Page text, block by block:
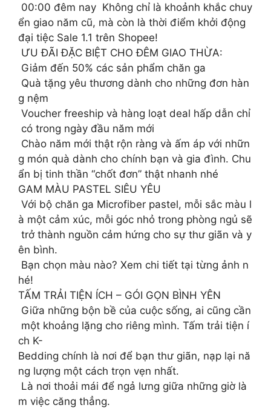
00:00 đêm nay Không chỉ là khoảnh khắc chuy
ển giao năm cũ, mà còn là thời điểm khởi động
đại tiệc Sale 1.1 trên Shopee!
ƯU ĐÃI ĐẶC BIỆT CHO ĐÊM GIAO THỪA:
Giảm đến 50% các sản phẩm chăn ga
Quà tặng yêu thương dành cho những đơn hàn
g nệm
Voucher freeship và hàng loạt deal hấp dẫn chỉ
có trong ngày đầu năm mới
Chào năm mới thật rộn ràng và ấm áp với nhữn
g món quà dành cho chính bạn và gia đình. Chu
ẩn bị tinh thần “chốt đơn” thật nhanh nhé
GAM MÀU PASTEL SIÊU YÊU
Với bộ chăn ga Microfiber pastel, mỗi sắc màu l
à một cảm xúc, mỗi góc nhỏ trong phòng ngủ sẽ
trở thành nguồn cảm hứng cho sự thư giãn và y
ên bình.
Bạn chọn màu nào? Xem chi tiết tại từng ảnh n
hé!
TẤM TRẢI TIỆN ÍCH – GÓI GỌN BÌNH YÊN
Giữa những bộn bề của cuộc sống, ai cũng cần
một khoảng lặng cho riêng mình. Tấm trải tiện í
ch K-
Bedding chính là nơi để bạn thư giãn, nạp lại nă
ng lượng một cách trọn vẹn nhất.
Là nơi thoải mái để ngả lưng giữa những giờ là
m việc căng thẳng.